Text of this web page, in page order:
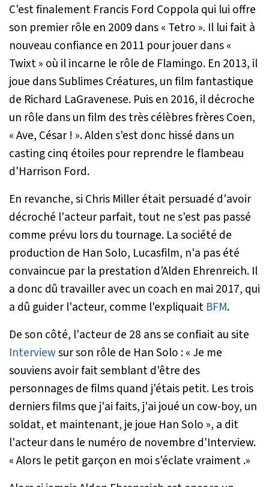
C'est finalement Francis Ford Coppola qui lui offre
son premier rôle en 2009 dans « Tetro ». Il lui fait à
nouveau confiance en 2011 pour jouer dans «
Twixt » où il incarne le rôle de Flamingo. En 2013, il
joue dans Sublimes Créatures, un film fantastique
de Richard LaGravenese. Puis en 2016, il décroche
un rôle dans un film des très célèbres frères Coen,
« Ave, César ! ». Alden s'est donc hissé dans un
casting cinq étoiles pour reprendre le flambeau
d'Harrison Ford.
En revanche, si Chris Miller était persuadé d'avoir
décroché l'acteur parfait, tout ne s'est pas passé
comme prévu lors du tournage. La société de
production de Han Solo, Lucasfilm, n'a pas été
convaincue par la prestation d’Alden Ehrenreich. Il
a donc dû travailler avec un coach en mai 2017, qui
a dû guider l'acteur, comme l'expliquait BFM.
De son côté, l'acteur de 28 ans se confiait au site
Interviewsur son rôle de Han Solo : « Je me
souviens avoir fait semblant d'être des
personnages de films quand j'étais petit. Les trois
derniers films que j'ai faits, j'ai joué un cow-boy, un
soldat, et maintenant, je joue Han Solo », a dit
l'acteur dans le numéro de novembre d'Interview.
«Alors le petit garçon en moi s'éclate vraiment.»